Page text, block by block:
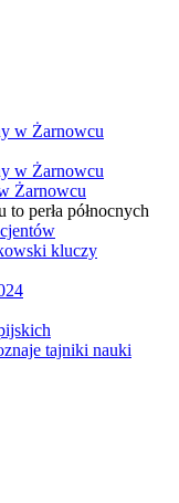
Żarnowcu
perła północnych
kluczy
tajniki nauki